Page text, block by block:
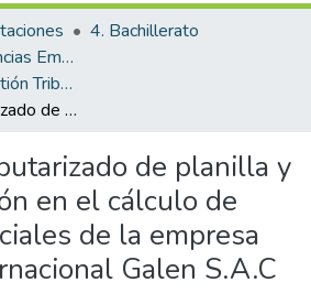
4. Bachillerato
2. Facultad de Ciencias Empresariales
Contabilidad y Gestión Tributaria
Sistema computarizado de planilla y su optimización en el cálculo de beneficios sociales de la empresa de Trans Internacional Galen S.A.C
de planilla y
en el cálculo de
de la empresa
Galen S.A.C